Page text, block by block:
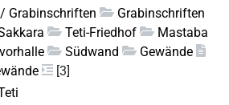
Grabinschriften
Grabinschriften
Teti-Friedhof
Mastaba
Südwand
Gewände
[3]